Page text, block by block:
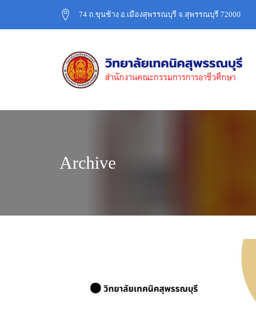
74 ถ.ขุนช้าง อ.เมืองสุพรรณบุรี จ.สุพรรณบุรี 72000
Archive